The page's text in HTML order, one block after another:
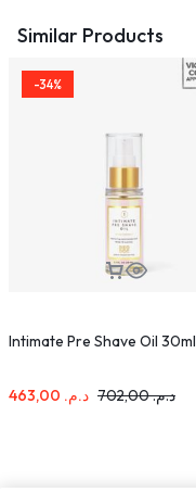
Similar Products
-34%
Intimate Pre Shave Oil 30ml
د.م. د.م.702,00